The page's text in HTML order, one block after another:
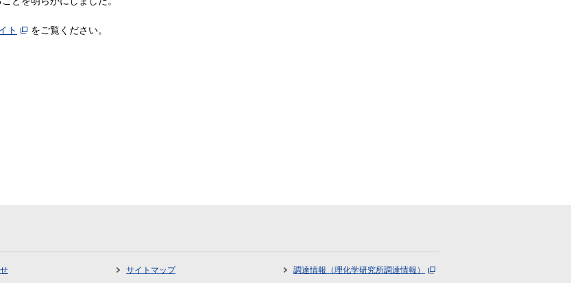
ト をご覧ください。
サイトマップ 調達情報（理化学研究所調達情報）